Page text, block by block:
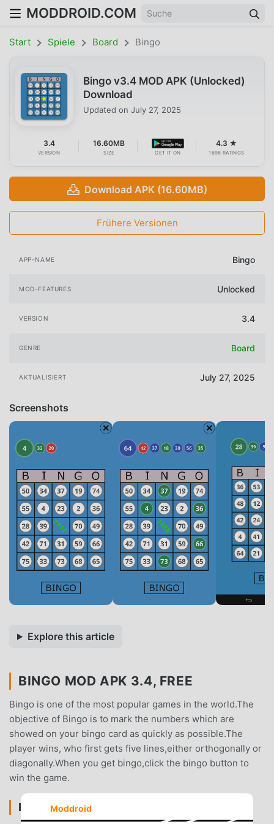
MODDROID.COM
Start Spiele Board Bingo
Bingo v3.4 MOD APK (Unlocked)
Download
Updated on July 27, 2025
3.4
VERSION
16.60MB
SIZE GET IT ON
4.3 ★
1698 RATINGS
Download APK (16.60MB)
Frühere Versionen
APP-NAME Bingo
MOD-FEATURES Unlocked
VERSION 3.4
GENRE Board
AKTUALISIERT July 27, 2025
Screenshots
Explore this article
BINGO MOD APK 3.4, FREE
Bingo is one of the most popular games in the world.The
objective of Bingo is to mark the numbers which are
showed on your bingo card as quickly as possible.The
player wins, who first gets five lines,either orthogonally or
diagonally.When you get bingo,click the bingo button to
win the game.
BINGO EINFÜHRUNG
Moddroid